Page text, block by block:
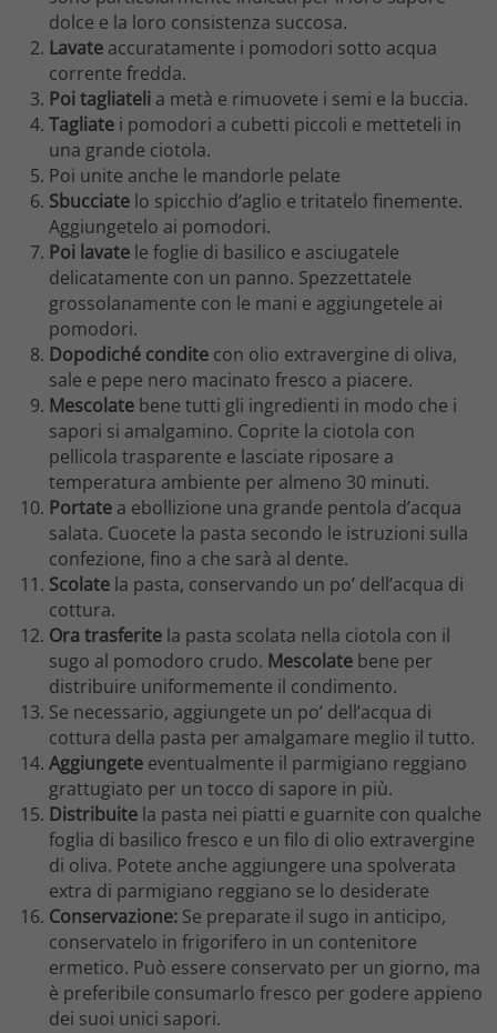
dolce e la loro consistenza succosa.
Lavate accuratamente i pomodori sotto acqua
corrente fredda.
Poi tagliateli a metà e rimuovete i semi e la buccia.
Tagliate i pomodori a cubetti piccoli e metteteli in
una grande ciotola.
Poi unite anche le mandorle pelate
Sbucciate lo spicchio d’aglio e tritatelo finemente.
Aggiungetelo ai pomodori.
Poi lavate le foglie di basilico e asciugatele
delicatamente con un panno. Spezzettatele
grossolanamente con le mani e aggiungetele ai
pomodori.
Dopodiché condite con olio extravergine di oliva,
sale e pepe nero macinato fresco a piacere.
Mescolate bene tutti gli ingredienti in modo che i
sapori si amalgamino. Coprite la ciotola con
pellicola trasparente e lasciate riposare a
temperatura ambiente per almeno 30 minuti.
Portate a ebollizione una grande pentola d’acqua
salata. Cuocete la pasta secondo le istruzioni sulla
confezione, fino a che sarà al dente.
Scolate la pasta, conservando un po’ dell’acqua di
cottura.
Ora trasferite la pasta scolata nella ciotola con il
sugo al pomodoro crudo. Mescolate bene per
distribuire uniformemente il condimento.
Se necessario, aggiungete un po’ dell’acqua di
cottura della pasta per amalgamare meglio il tutto.
Aggiungete eventualmente il parmigiano reggiano
grattugiato per un tocco di sapore in più.
Distribuite la pasta nei piatti e guarnite con qualche
foglia di basilico fresco e un filo di olio extravergine
di oliva. Potete anche aggiungere una spolverata
extra di parmigiano reggiano se lo desiderate
Conservazione: Se preparate il sugo in anticipo,
conservatelo in frigorifero in un contenitore
ermetico. Può essere conservato per un giorno, ma
è preferibile consumarlo fresco per godere appieno
dei suoi unici sapori.